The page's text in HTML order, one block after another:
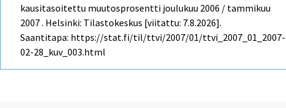
kausitasoitettu muutosprosentti joulukuu 2006 / tammikuu
2007 . Helsinki: Tilastokeskus [viitattu: 7.8.2026].
Saantitapa: https://stat.fi/til/ttvi/2007/01/ttvi_2007_01_2007-
02-28_kuv_003.html